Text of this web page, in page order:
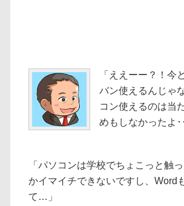
「ええーー？！今
バン使えるんじゃ
コン使えるのは当
めもしなかったよ･
「パソコンは学校でちょこっと触
かイマイチできないですし、Word
て…」